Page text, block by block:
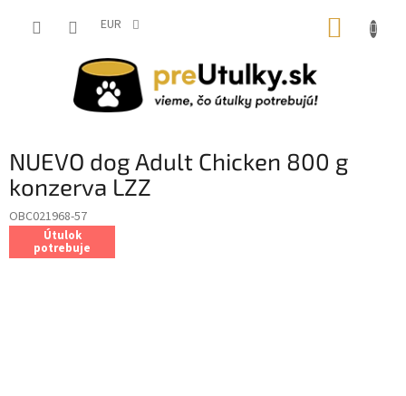
EUR
NUEVO dog Adult Chicken 800 g
konzerva LZZ
OBC021968-57
Útulok
potrebuje